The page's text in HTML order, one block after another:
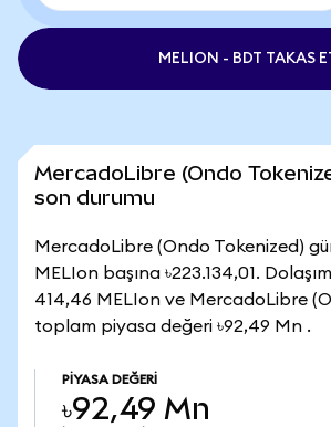
MELION - BDT TAKAS
MercadoLibre (Ondo
son durumu
MercadoLibre (Ondo Tokenized)
MELIon başına ৳223.134,01.
414,46 MELIon ve MercadoLibre
toplam piyasa değeri ৳92,49 Mn .
PIYASA DEĞERI
৳92,49 Mn